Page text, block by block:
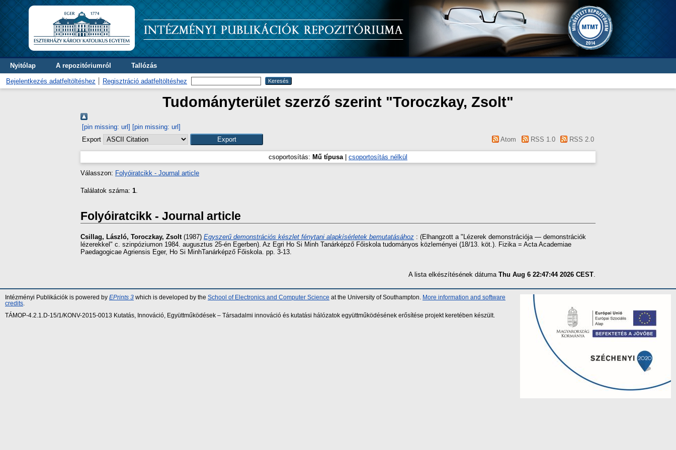
Nyitólap A repozitóriumról Tallózás
Bejelentkezés adatfeltöltéshez Regisztráció adatfeltöltéshez
Tudományterület szerző szerint "Toroczkay, Zsolt"
[pin missing: url] [pin missing: url]
Export
Atom RSS 1.0 RSS 2.0
csoportosítás: Mű típusa| csoportosítás nélkül
Válasszon: Folyóiratcikk - Journal article
Találatok száma: 1.
Folyóiratcikk - Journal article
Csillag, László, Toroczkay, Zsolt(1987) Egyszerű demonstrációs készlet fénytani alapkísérletek bemutatásához : (Elhangzott a "Lézerek demonstrációja — demonstrációk
lézerekkel" c. szinpóziumon 1984. augusztus 25-én Egerben). Az Egri Ho Si Minh Tanárképző Főiskola tudományos közleményei (18/13. köt.). Fizika = Acta Academiae
Paedagogicae Agriensis Eger, Ho Si MinhTanárképző Főiskola. pp. 3-13.
A lista elkészítésének dátuma Thu Aug 6 22:47:44 2026 CEST.
Intézményi Publikációk is powered by EPrints 3 which is developed by the School of Electronics and Computer Science at the University of Southampton.
More information and software
credits
TÁMOP-4.2.1.D-15/1/KONV-2015-0013 Kutatás, Innováció, Együttműködések – Társadalmi innováció és kutatási hálózatok együttműködésének erősítése projekt keretében készült.